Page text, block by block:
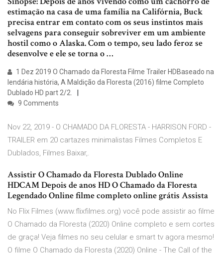
estimação na casa de uma família na Califórnia, Buck
precisa entrar em contato com os seus instintos mais
selvagens para conseguir sobreviver em um ambiente
hostil como o Alaska. Com o tempo, seu lado feroz se
desenvolve e ele se torna o …
1 Dez 2019 O Chamado da Floresta Filme Trailer HDBaseado na
lendária história, A Maldição da Floresta (2016) filme Completo
Dublado HD part 2/2.
9 Comments
Nov 22, 2019 - O CHAMADO DA FLORESTA - HARRISON FORD -
TRAILER em 20 cartazes minimalistas Filmes Completos E
Dublados, Filmes Baixar,.
Assistir O Chamado da Floresta Dublado Online
HDCAM Depois de anos HD O Chamado da Floresta
Legendado Online filme completo online grátis Assista
No Flix Filmes (www.flixfilmes.org) você pode assistir ao filme
O Chamado da Floresta (2020) Online completo e sem cortes
de graça! Veja filmes no seu celular e smart tv agora mesmo!
O filme O Chamado da Floresta (2020) Online - The Call of the